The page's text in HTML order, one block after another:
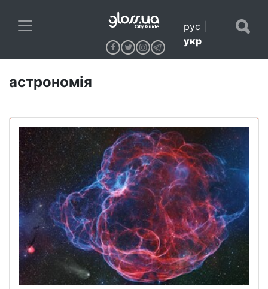
рус
укр
астрономія